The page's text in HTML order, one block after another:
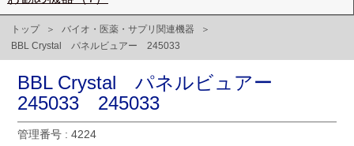
トップ
バイオ・医薬・サプリ関連機器
BBL Crystal パネルビュアー 245033
BBL Crystal パネルビュアー
245033 245033
管理番号 : 4224